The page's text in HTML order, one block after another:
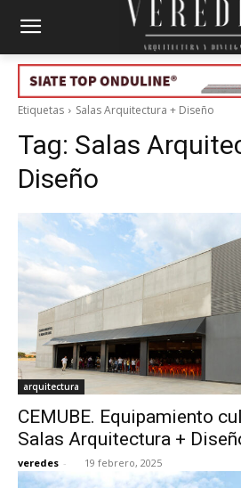
Etiquetas Salas Arquitectura + Diseño
Tag: Salas
Diseño
arquitectura
CEMUBE. Equipamiento
Salas Arquitectura +
veredes - 19 febrero, 2025